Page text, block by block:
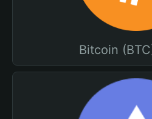
Bitcoin